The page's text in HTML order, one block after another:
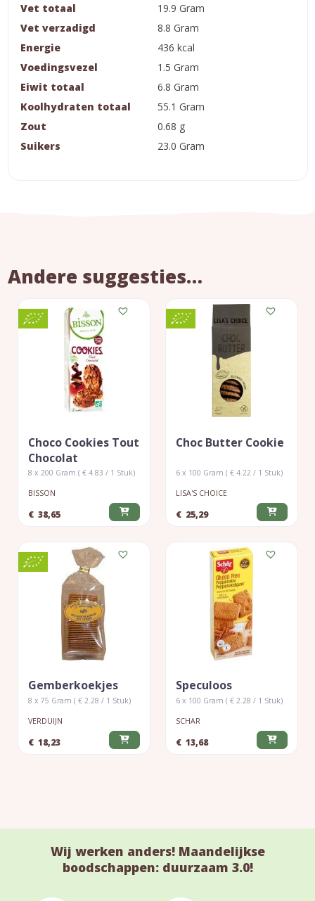
Vet totaal
19.9 Gram
Vet verzadigd
8.8 Gram
Energie
436 kcal
Voedingsvezel
1.5 Gram
Eiwit totaal
6.8 Gram
Koolhydraten totaal
55.1 Gram
Zout
0.68 g
Suikers
23.0 Gram
Andere suggesties…
Choco Cookies Tout
Chocolat
8 x 200 Gram ( € 4.83 / 1 Stuk)
BISSON
€ 38,65
Choc Butter Cookie
6 x 100 Gram ( € 4.22 / 1 Stuk)
LISA'S CHOICE
€ 25,29
Gemberkoekjes
8 x 75 Gram ( € 2.28 / 1 Stuk)
VERDUIJN
€ 18,23
Speculoos
6 x 100 Gram ( € 2.28 / 1 Stuk)
SCHAR
€ 13,68
Wij werken anders! Maandelijkse
boodschappen: duurzaam 3.0!